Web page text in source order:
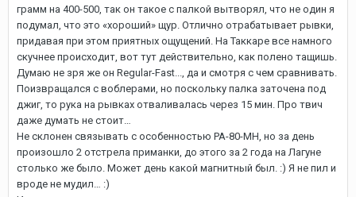
грамм на 400-500, так он такое с палкой вытворял, что не один я
подумал, что это «хороший» щур. Отлично отрабатывает рывки,
придавая при этом приятных ощущений. На Таккаре все намного
скучнее происходит, вот тут действительно, как полено тащишь.
Думаю не зря же он Regular-Fast..., да и смотря с чем сравнивать.
Поизвращался с воблерами, но поскольку палка заточена под
джиг, то рука на рывках отваливалась через 15 мин. Про твич
даже думать не стоит…
Не склонен связывать с особенностью PA-80-MH, но за день
произошло 2 отстрела приманки, до этого за 2 года на Лагуне
столько же было. Может день какой магнитный был. :) Я не пил и
вроде не мудил… :)